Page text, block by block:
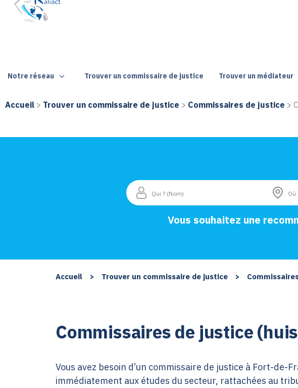
Notre réseau Trouver un commissaire de justice Trouver un médiateur
Accueil > Trouver un commissaire de justice > Commissaires de justice >
Vous souhaitez une
Accueil > Trouver un commissaire de justice >
Commissaires de justice
Vous avez besoin d’un commissaire de justice à Fort-de-
immédiatement aux études du secteur, rattachées au